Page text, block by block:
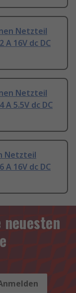
Netzteil
A 16V dc DC
Netzteil
A 5.5V dc DC
Netzteil
A 16V dc DC